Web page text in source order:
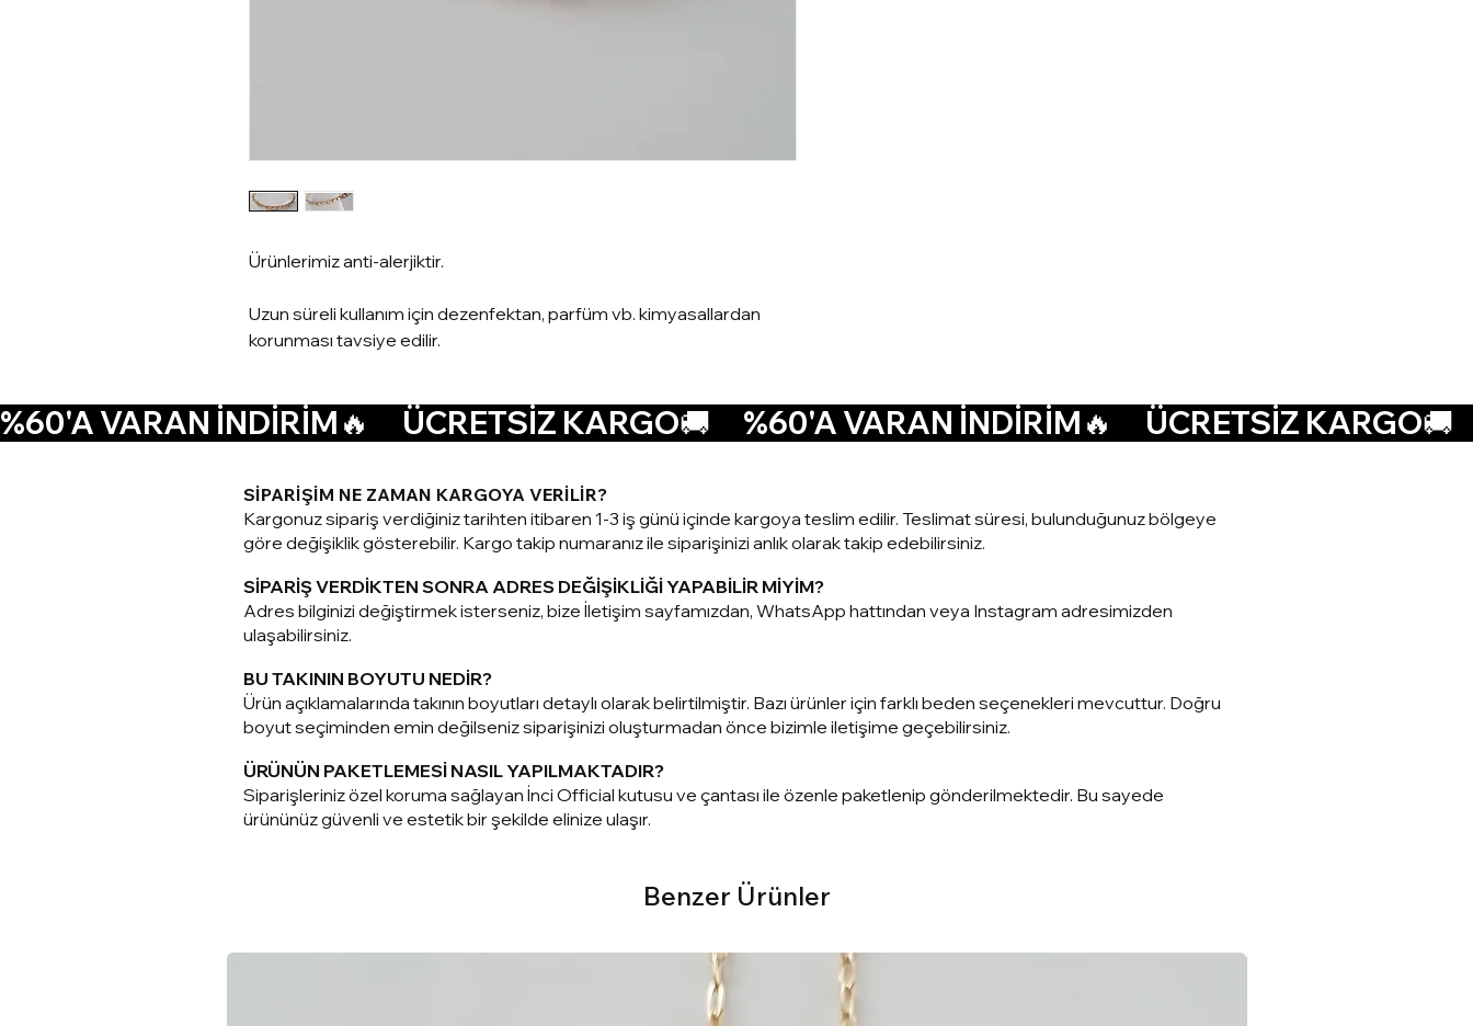
Ürünlerimiz anti-alerjiktir.
Uzun süreli kullanım için dezenfektan, parfüm vb. kimyasallardan
korunması tavsiye edilir.
%60'A VARAN İNDİRİM🔥      ÜCRETSİZ KARGO🚚
SİPARİŞİM NE ZAMAN KARGOYA VERİLİR?
Kargonuz sipariş verdiğiniz tarihten itibaren 1-3 iş günü içinde kargoya teslim edilir. Teslimat süresi, bulunduğunuz bölgeye
göre değişiklik gösterebilir. Kargo takip numaranız ile siparişinizi anlık olarak takip edebilirsiniz.
SİPARİŞ VERDİKTEN SONRA ADRES DEĞİŞİKLİĞİ YAPABİLİR MİYİM?
Adres bilginizi değiştirmek isterseniz, bize İletişim sayfamızdan, WhatsApp hattından veya Instagram adresimizden
ulaşabilirsiniz.
BU TAKININ BOYUTU NEDİR?
Ürün açıklamalarında takının boyutları detaylı olarak belirtilmiştir. Bazı ürünler için farklı beden seçenekleri mevcuttur. Doğru
boyut seçiminden emin değilseniz siparişinizi oluşturmadan önce bizimle iletişime geçebilirsiniz.
ÜRÜNÜN PAKETLEMESİ NASIL YAPILMAKTADIR?
Siparişleriniz özel koruma sağlayan İnci Official kutusu ve çantası ile özenle paketlenip gönderilmektedir. Bu sayede
ürününüz güvenli ve estetik bir şekilde elinize ulaşır.
Benzer Ürünler